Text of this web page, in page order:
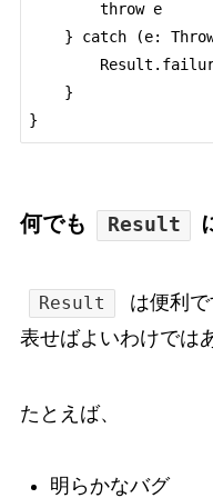
何でも Result
Result
は便利
表せばよいわけでは
たとえば、
明らかなバグ